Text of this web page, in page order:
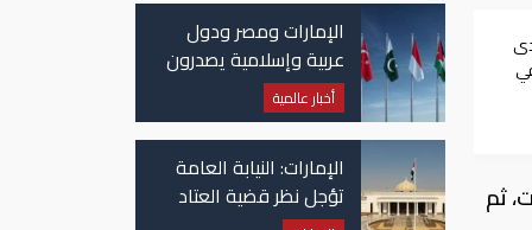
ثم
الإمارات ومصر ودول
عربية وإسلامية يصدرون
بيانا مشتركا بشأن
الانتهاكات الإسرائيلية
في غزة
أخبار عالمية
الإمارات: النيابة العامة
تؤجل نظر قضية العتاد